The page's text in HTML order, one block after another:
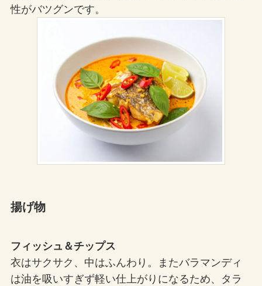
性がバツグンです。
揚げ物
フィッシュ＆チップス
衣はサクサク、中はふんわり。またバラマンディ
は油を吸いすぎず軽い仕上がりになるため、タラ